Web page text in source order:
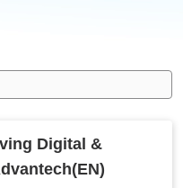
Digital &